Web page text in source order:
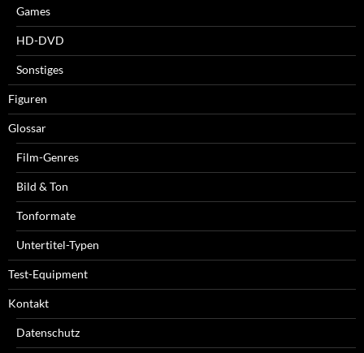
Games
HD-DVD
Sonstiges
Figuren
Glossar
Film-Genres
Bild & Ton
Tonformate
Untertitel-Typen
Test-Equipment
Kontakt
Datenschutz